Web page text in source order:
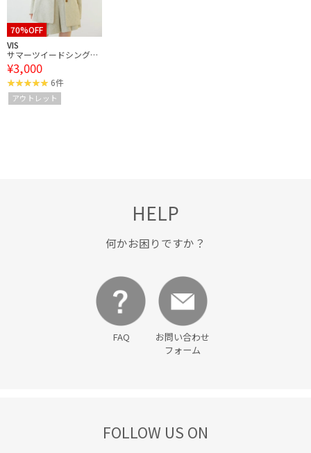
70%OFF
VIS
サマーツイードシングル
ジャケット
¥3,000
6件
アウトレット
HELP
何かお困りですか？
FAQ
お問い合わせ
フォーム
FOLLOW US ON